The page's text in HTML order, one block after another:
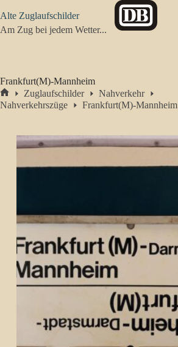
Inhalt
springen
Alte Zuglaufschilder
Am Zug bei jedem Wetter...
Frankfurt(M)-Mannheim
Start
Zuglaufschilder
Nahverkehr
Nahverkehrszüge
Frankfurt(M)-Mannheim